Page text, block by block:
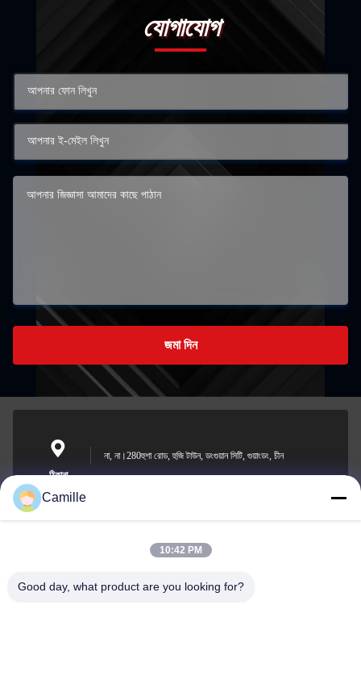
যোগাযোগ
জমা দিন
ঠিকানা
না, না।280হুশা রোড, হুজি টাউন, ডংগুয়ান সিটি, গুয়াংডং, চীন
ই-মেইল
sunny.xu@woolsche.com
Camille
10:42 PM
Good day, what product are you looking for?